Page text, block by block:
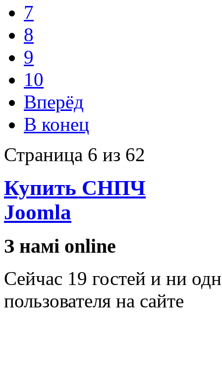
7
8
9
10
Вперёд
В конец
Страница 6 из 62
Купить СНПЧ
Joomla
З намі оnline
Сейчас 19 гостей и ни
пользователя на сайте